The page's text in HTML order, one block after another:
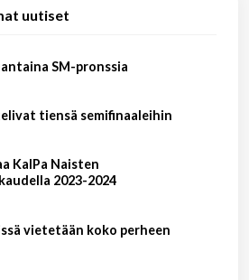
uutiset
SM-pronssia
tiensä semifinaaleihin
KalPa Naisten
2023-2024
vietetään koko perheen